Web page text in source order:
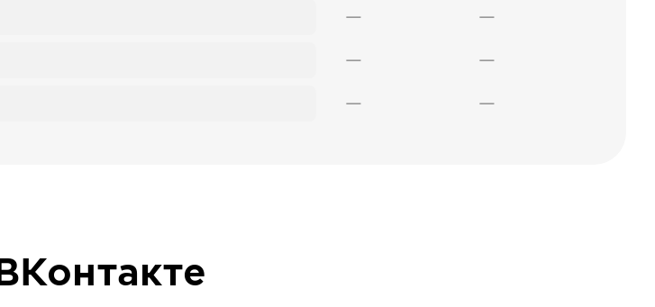
— —
— —
— —
ВКонтакте